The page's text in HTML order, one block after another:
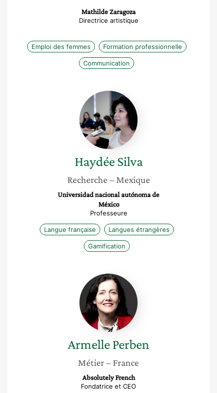
Mathilde Zaragoza
Directrice artistique
Emploi des femmes Formation professionnelle
Communication
Haydée
Silva
Haydée Silva
Recherche – Mexique
Universidad nacional autónoma de
México
Professeure
Langue française Langues étrangères
Gamification
Armelle
Perben
ArmellePerben
Métier– France
Absolutely French
Fondatrice et CEO